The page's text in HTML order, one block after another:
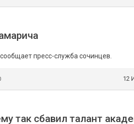
пресс-служба сочинцев.
12
так сбавил талант